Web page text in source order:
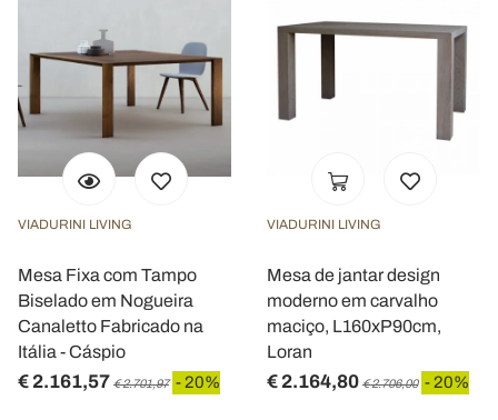
VIADURINI LIVING
Mesa Fixa com Tampo
Biselado em Nogueira
Canaletto Fabricado na
Itália - Cáspio
€ 2.161,57 € 2.701,97 - 20%
VIADURINI LIVING
Mesa de jantar design
moderno em carvalho
maciço, L160xP90cm,
Loran
€ 2.164,80 € 2.706,00 - 20%